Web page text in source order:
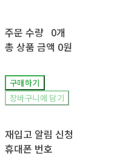
주문 수량 0개
총 상품 금액 0원
구매하기
장바구니에 담기
재입고 알림 신청
휴대폰 번호